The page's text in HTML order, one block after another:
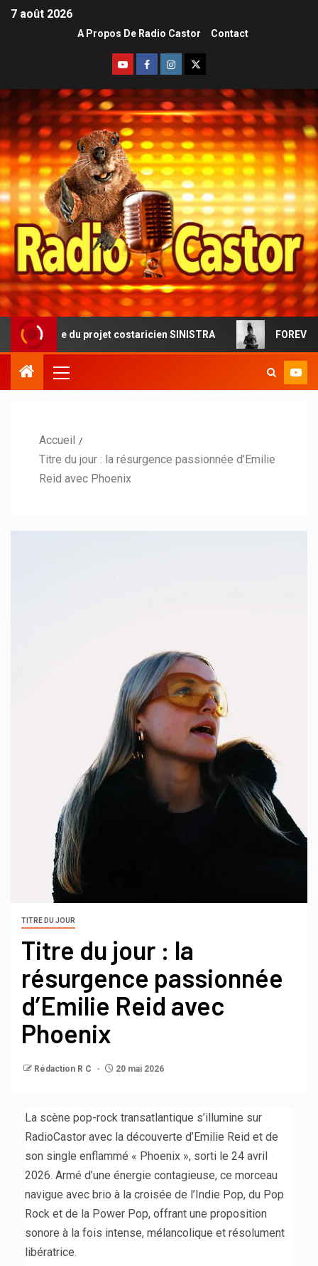
7 août 2026
A Propos De Radio Castor Contact
du projet costaricien SINISTRA FOREVERMORE :
Accueil
Titre du jour : la résurgence passionnée d’Emilie
Reid avec Phoenix
TITRE DU JOUR
Titre du jour : la
résurgence passionnée
d’Emilie Reid avec
Phoenix
Rédaction R C 20 mai 2026
La scène pop-rock transatlantique s’illumine sur
RadioCastor avec la découverte d’Emilie Reid et de
son single enflammé « Phoenix », sorti le 24 avril
2026. Armé d’une énergie contagieuse, ce morceau
navigue avec brio à la croisée de l’Indie Pop, du Pop
Rock et de la Power Pop, offrant une proposition
sonore à la fois intense, mélancolique et résolument
libératrice.